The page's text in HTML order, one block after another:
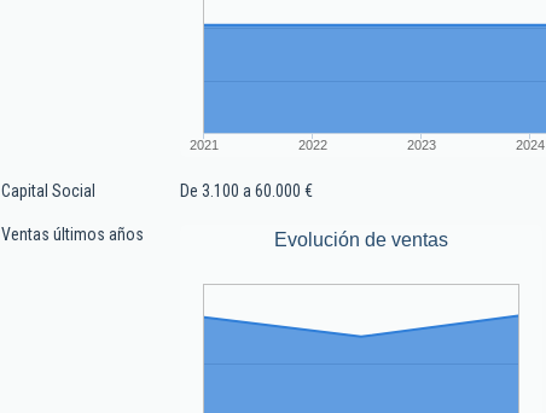
2021 2022 2023 2024
Capital Social De 3.100 a 60.000 €
Ventas últimos años Evolución de ventas